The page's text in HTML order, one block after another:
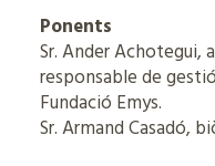
Ponents
Sr. Ander Achotegui,
responsable de
Fundació Emys.
Sr. Armand Casadó,